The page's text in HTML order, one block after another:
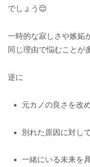
でしょう😌
一時的な寂しさや嫉妬
同じ理由で悩むことが
逆に
元カノの良さを改
別れた原因に対し
一緒にいる未来を